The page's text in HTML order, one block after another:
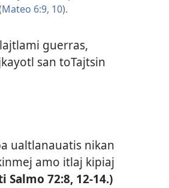
Mateo 6:9, 10).
guerras,
san toTajtsin
ualtlanauatis nikan
amo itlaj kipiaj
Salmo 72:8, 12-14.)